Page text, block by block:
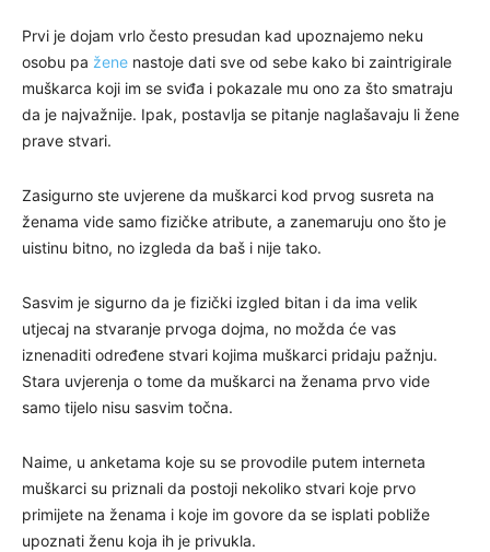
Prvi je dojam vrlo često presudan kad upoznajemo neku
osobu pa žene nastoje dati sve od sebe kako bi zaintrigirale
muškarca koji im se sviđa i pokazale mu ono za što smatraju
da je najvažnije. Ipak, postavlja se pitanje naglašavaju li žene
prave stvari.
Zasigurno ste uvjerene da muškarci kod prvog susreta na
ženama vide samo fizičke atribute, a zanemaruju ono što je
uistinu bitno, no izgleda da baš i nije tako.
Sasvim je sigurno da je fizički izgled bitan i da ima velik
utjecaj na stvaranje prvoga dojma, no možda će vas
iznenaditi određene stvari kojima muškarci pridaju pažnju.
Stara uvjerenja o tome da muškarci na ženama prvo vide
samo tijelo nisu sasvim točna.
Naime, u anketama koje su se provodile putem interneta
muškarci su priznali da postoji nekoliko stvari koje prvo
primijete na ženama i koje im govore da se isplati pobliže
upoznati ženu koja ih je privukla.